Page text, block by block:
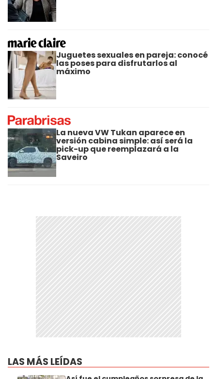
Juguetes sexuales en pareja: conocé
las poses para disfrutarlos al
máximo
La nueva VW Tukan aparece en
versión cabina simple: así será la
pick-up que reemplazará a la
Saveiro
LAS MÁS LEÍDAS